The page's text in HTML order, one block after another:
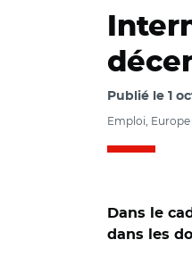
Publié le 1
Emploi,
Dans le
dans les